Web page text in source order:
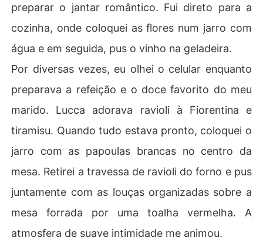
preparar o jantar romântico. Fui direto para a
cozinha, onde coloquei as flores num jarro com
água e em seguida, pus o vinho na geladeira.
Por diversas vezes, eu olhei o celular enquanto
preparava a refeição e o doce favorito do meu
marido. Lucca adorava ravioli à Fiorentina e
tiramisu. Quando tudo estava pronto, coloquei o
jarro com as papoulas brancas no centro da
mesa. Retirei a travessa de ravioli do forno e pus
juntamente com as louças organizadas sobre a
mesa forrada por uma toalha vermelha. A
atmosfera de suave intimidade me animou.